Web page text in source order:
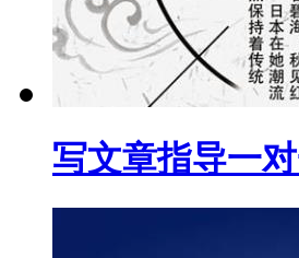
写文章指导一